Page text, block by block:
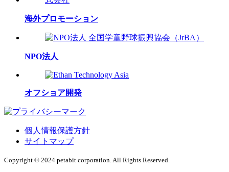
海外プロモーション
NPO法人
オフショア開発
個人情報保護方針
サイトマップ
Copyright © 2024 petabit corporation. All Rights Reserved.